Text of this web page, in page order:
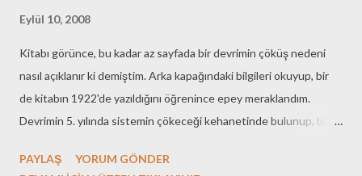
Eylül 10, 2008
Kitabı görünce, bu kadar az sayfada bir devrimin çöküş nedeni
nasıl açıklanır ki demiştim. Arka kapağındaki bilgileri okuyup, bir
de kitabın 1922'de yazıldığını öğrenince epey meraklandım.
Devrimin 5. yılında sistemin çökeceği kehanetinde bulunup, bir
Emma Goldman 'ı bilenler bilir. Anarşizmin önde gelen kadın
PAYLAŞ
YORUM GÖNDER